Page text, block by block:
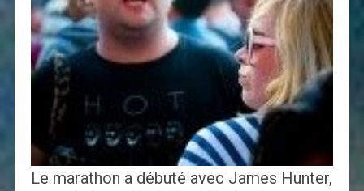
Le marathon a débuté avec James Hunter,